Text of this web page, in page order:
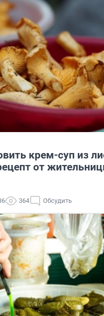
крем-суп из
от
364 Обсудить